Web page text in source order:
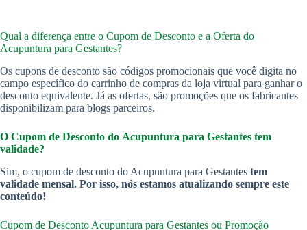
Qual a diferença entre o Cupom de Desconto e a Oferta do
Acupuntura para Gestantes?
Os cupons de desconto são códigos promocionais que você digita no
campo específico do carrinho de compras da loja virtual para ganhar o
desconto equivalente. Já as ofertas, são promoções que os fabricantes
disponibilizam para blogs parceiros.
O Cupom de Desconto do Acupuntura para Gestantes tem
validade?
Sim, o cupom de desconto do Acupuntura para Gestantes tem
validade mensal. Por isso, nós estamos atualizando sempre este
conteúdo!
Cupom de Desconto Acupuntura para Gestantes ou Promoção